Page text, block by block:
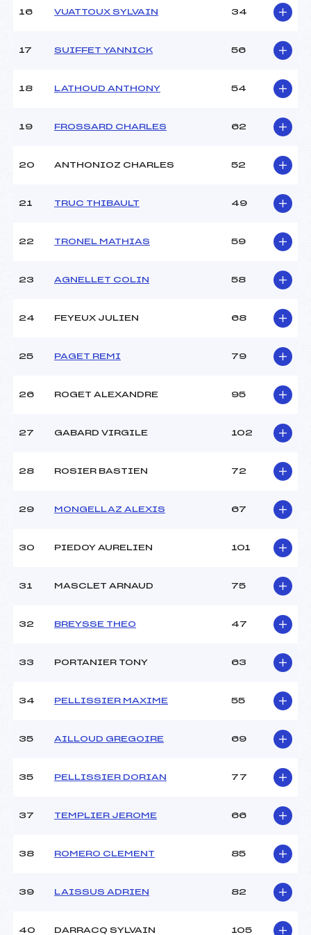
Température départ :
-3
53.0400
Cad+Jun
16 VUATTOUX SYLVAIN 34
17 SUIFFET YANNICK 56
18 LATHOUD ANTHONY 54
19 FROSSARD CHARLES 62
20 ANTHONIOZ CHARLES 52
21 TRUC THIBAULT 49
22 TRONEL MATHIAS 59
23 AGNELLET COLIN 58
24 FEYEUX JULIEN 68
25 PAGET REMI 79
26 ROGET ALEXANDRE 95
27 GABARD VIRGILE 102
28 ROSIER BASTIEN 72
29 MONGELLAZ ALEXIS 67
30 PIEDOY AURELIEN 101
31 MASCLET ARNAUD 75
32 BREYSSE THEO 47
33 PORTANIER TONY 63
34 PELLISSIER MAXIME 55
35 AILLOUD GREGOIRE 69
35 PELLISSIER DORIAN 77
37 TEMPLIER JEROME 66
38 ROMERO CLEMENT 85
39 LAISSUS ADRIEN 82
40 DARRACQ SYLVAIN 105